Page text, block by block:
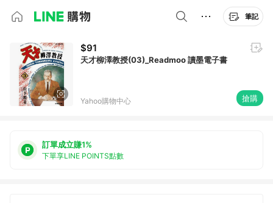
筆記
$91
天才柳澤教授(03)_Readmoo 讀墨電子書
Yahoo購物中心 搶購
訂單成立賺1%
下單享LINE POINTS點數